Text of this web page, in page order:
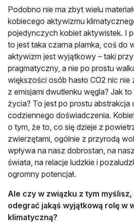
Podobno nie ma zbyt wielu
kobiecego aktywizmu
pojedynczych kobiet aktywistek. I
to jest taka czarna plamka, coś do
aktywizm jest wyjątkowy – taki
pragmatyczny, a nie po prostu
większości osób hasło CO2 nic
z emisjami dwutlenku węgla? Jak
życia? To jest po prostu abstrakcja
codziennego doświadczenia.
o tym, że to, co się dzieje z
zwierzętami, ogólnie z przyrodą
wpływa na nasz dobrostan, na
świata, na relacje ludzkie i
ogromny potencjał.
Ale czy w związku z tym
odegrać jakąś wyjątkową rolę w
klimatyczną?